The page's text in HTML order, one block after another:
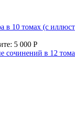
в 10 томах (с
5 000 Р